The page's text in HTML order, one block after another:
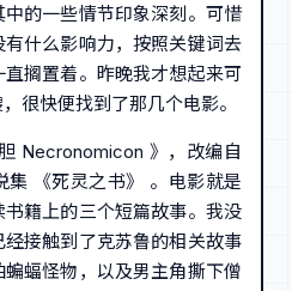
的一些情节印象深刻。可惜
什么影响力，按照关键词去
搁置着。昨晚我才想起来可
很快便找到了那几个电影。
Necronomicon 》，改编自
集 《死灵之书》 。电影就是
籍上的三个短篇故事。我没
接触到了克苏鲁的相关故事
蝠怪物，以及男主角撕下僧